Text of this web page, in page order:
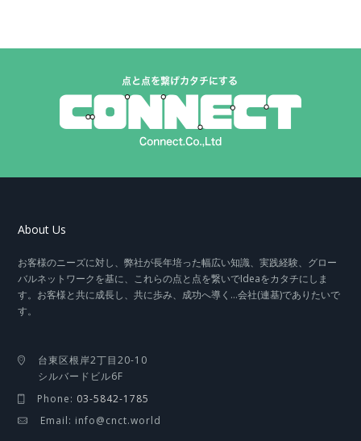
About Us
お客様のニーズに対し、弊社が長年培った幅広い知識、実践経験、グロー
バルネットワークを基に、これらの点と点を繋いでIdeaをカタチにしま
す。お客様と共に成長し、共に歩み、成功へ導く…会社(連基)でありたいで
す。
台東区根岸2丁目20-10
シルバードビル6F
Phone: 03-5842-1785
Email: info@cnct.world